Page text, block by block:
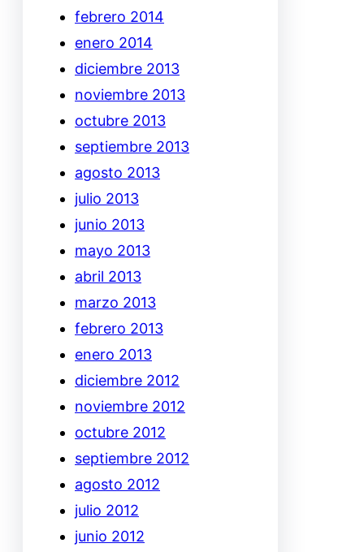
febrero 2014
enero 2014
diciembre 2013
noviembre 2013
octubre 2013
septiembre 2013
agosto 2013
julio 2013
junio 2013
mayo 2013
abril 2013
marzo 2013
febrero 2013
enero 2013
diciembre 2012
noviembre 2012
octubre 2012
septiembre 2012
agosto 2012
julio 2012
junio 2012